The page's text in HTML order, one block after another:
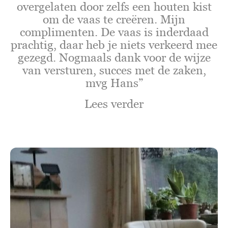
overgelaten door zelfs een houten kist
om de vaas te creëren. Mijn
complimenten. De vaas is inderdaad
prachtig, daar heb je niets verkeerd mee
gezegd. Nogmaals dank voor de wijze
van versturen, succes met de zaken,
mvg Hans”
Lees verder